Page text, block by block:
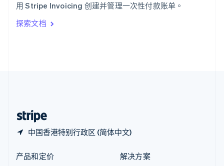
用 Stripe Invoicing 创建并管理一次性付款账单。
探索文档
中国香港特别行政区 (简体中文)
ItalianoEnglish
印度
English
产品和定价
解决方案